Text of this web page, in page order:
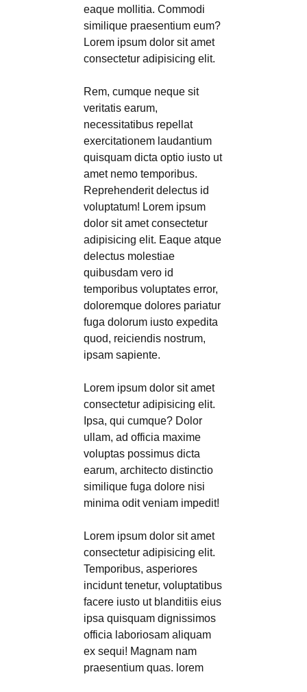
eaque mollitia. Commodi
similique praesentium eum?
Lorem ipsum dolor sit amet
consectetur adipisicing elit.
Rem, cumque neque sit
veritatis earum,
necessitatibus repellat
exercitationem laudantium
quisquam dicta optio iusto ut
amet nemo temporibus.
Reprehenderit delectus id
voluptatum! Lorem ipsum
dolor sit amet consectetur
adipisicing elit. Eaque atque
delectus molestiae
quibusdam vero id
temporibus voluptates error,
doloremque dolores pariatur
fuga dolorum iusto expedita
quod, reiciendis nostrum,
ipsam sapiente.
Lorem ipsum dolor sit amet
consectetur adipisicing elit.
Ipsa, qui cumque? Dolor
ullam, ad officia maxime
voluptas possimus dicta
earum, architecto distinctio
similique fuga dolore nisi
minima odit veniam impedit!
Lorem ipsum dolor sit amet
consectetur adipisicing elit.
Temporibus, asperiores
incidunt tenetur, voluptatibus
facere iusto ut blanditiis eius
ipsa quisquam dignissimos
officia laboriosam aliquam
ex sequi! Magnam nam
praesentium quas. lorem